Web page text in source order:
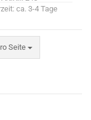
ca. 3-4 Tage
Seite